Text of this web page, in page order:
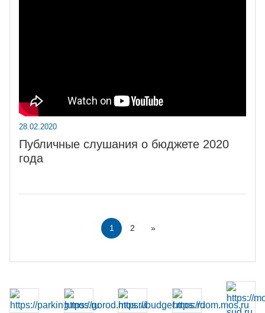
28.02.2020
Публичные слушания о бюджете 2020
года
1 2 »